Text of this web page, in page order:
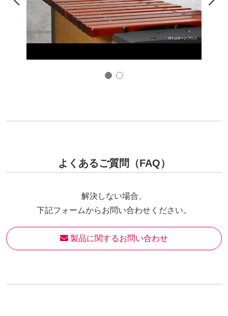
よくあるご質問（FAQ）
解決しない場合、
下記フォームからお問い合わせください。
製品に関するお問い合わせ